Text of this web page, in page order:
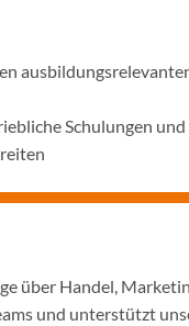
Schulungen
über Handel,
und unterstützt